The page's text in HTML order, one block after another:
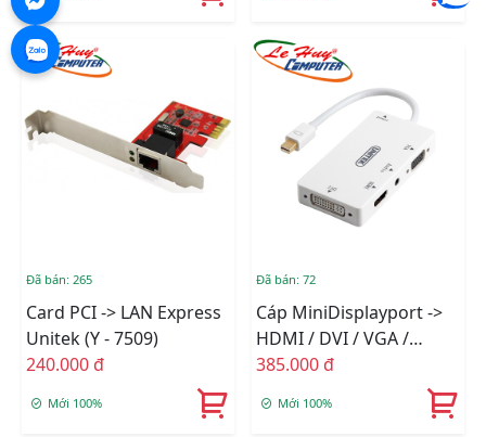
Đã bán: 265
Card PCI -> LAN Express
Unitek (Y - 7509)
240.000 đ
Mới 100%
Đã bán: 72
Cáp MiniDisplayport ->
HDMI / DVI / VGA /
Audio Unitek (Y - 6354)
385.000 đ
Mới 100%